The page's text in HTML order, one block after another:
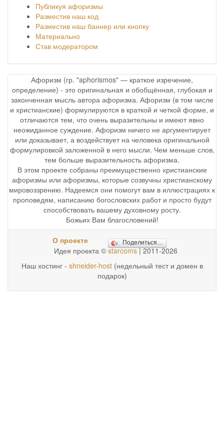
Публикуя афоризмы
Разместив наш код
Разместив наш баннер или кнопку
Материально
Став модератором
Афоризм (гр. "aphorismos" — краткое изречение,
определение) - это оригинальная и обобщённая, глубокая и
законченная мысль автора афоризма. Афоризм (в том числе
и христианские) формулируются в краткой и четкой форме, и
отличаются тем, что очень выразительны и имеют явно
неожиданное суждение. Афоризм ничего не аргументирует
или доказывает, а воздействует на человека оригинальной
формулировкой заложенной в него мысли. Чем меньше слов,
тем больше выразительность афоризма.
В этом проекте собраны преимущественно христианские
афоризмы или афоризмы, которые созвучны христианскому
мировоззрению. Надеемся они помогут вам в иллюстрациях к
проповедям, написанию богословских работ и просто будут
способствовать вашему духовному росту.
Божьих Вам благословений!
О проекте Поделиться…
Идея проекта © starcoms| 2011-2026
Наш хостинг - shneider-host(недельный тест и домен в
подарок)